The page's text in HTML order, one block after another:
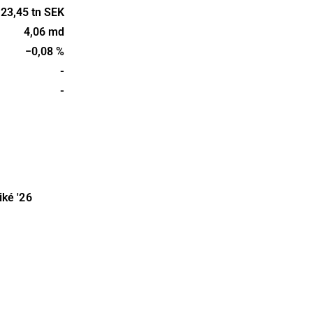
ekonomi
år
23,45 tn SEK
4,06 md
−0,08 %
-
-
'26